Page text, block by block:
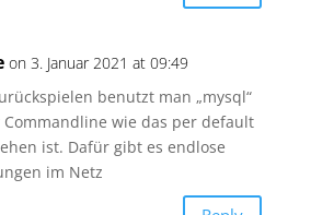
on 3. Januar 2021 at 09:49
benutzt man „mysql“
wie das per default
ist. Dafür gibt es endlose
im Netz